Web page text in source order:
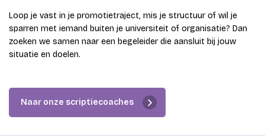
Loop je vast in je promotietraject, mis je structuur of wil je
sparren met iemand buiten je universiteit of organisatie? Dan
zoeken we samen naar een begeleider die aansluit bij jouw
situatie en doelen.
Naar onze scriptiecoaches